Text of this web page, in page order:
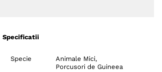
Specificatii
Specie
Animale Mici
Porcusori de Guineea